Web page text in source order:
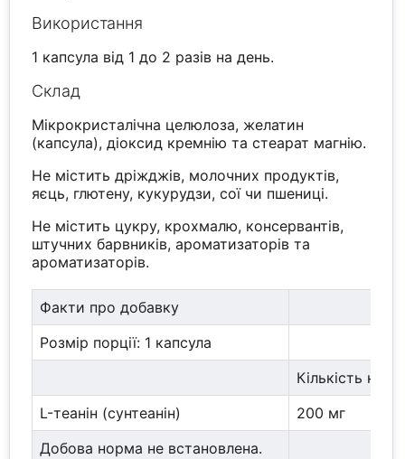
Використання
1 капсула від 1 до 2 разів на день.
Склад
Мікрокристалічна целюлоза, желатин
(капсула), діоксид кремнію та стеарат магнію.
Не містить дріжджів, молочних продуктів,
яєць, глютену, кукурудзи, сої чи пшениці.
Не містить цукру, крохмалю, консервантів,
штучних барвників, ароматизаторів та
ароматизаторів.
Факти про добавку
Розмір порції: 1 капсула
Кількість на
L-теанін (сунтеанін)
200 мг
Добова норма не встановлена.